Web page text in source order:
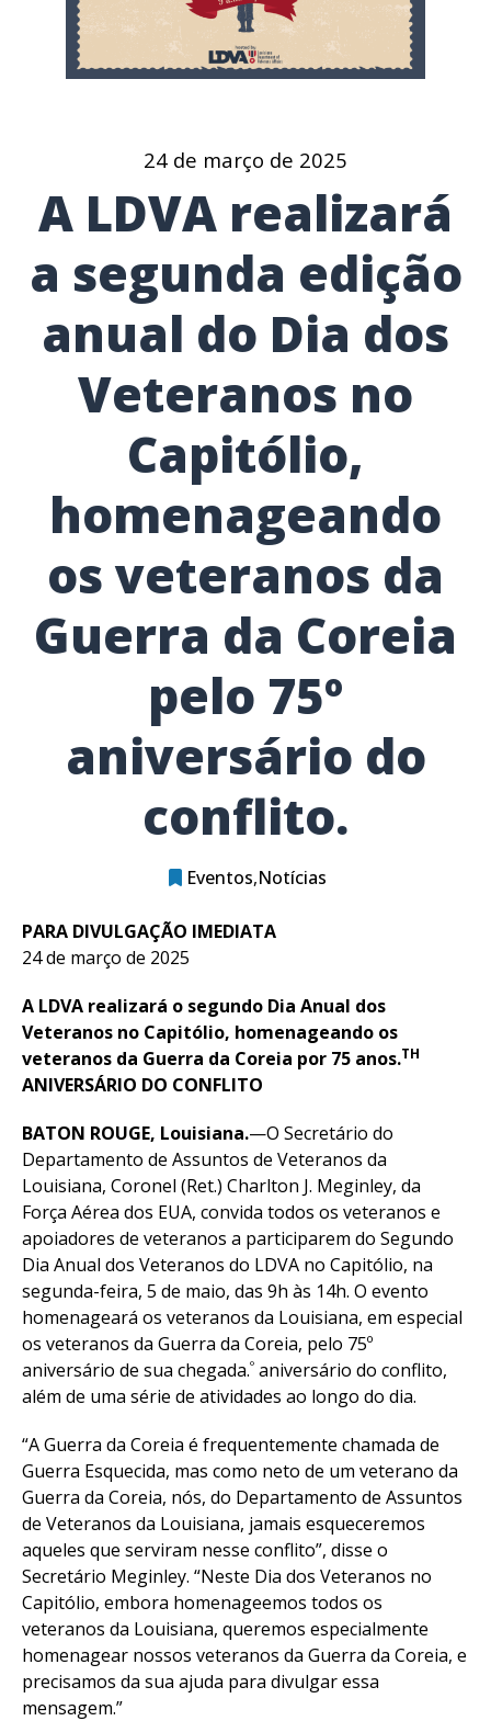
24 de março de 2025
A LDVA realizará
a segunda edição
anual do Dia dos
Veteranos no
Capitólio,
homenageando
os veteranos da
Guerra da Coreia
pelo 75º
aniversário do
conflito.
Eventos Notícias
PARA DIVULGAÇÃO IMEDIATA
24 de março de 2025
A LDVA realizará o segundo Dia Anual dos
Veteranos no Capitólio, homenageando os
veteranos da Guerra da Coreia por 75 anos.TH
ANIVERSÁRIO DO CONFLITO
BATON ROUGE, Louisiana.—O Secretário do
Departamento de Assuntos de Veteranos da
Louisiana, Coronel (Ret.) Charlton J. Meginley, da
Força Aérea dos EUA, convida todos os veteranos e
apoiadores de veteranos a participarem do Segundo
Dia Anual dos Veteranos do LDVA no Capitólio, na
segunda-feira, 5 de maio, das 9h às 14h. O evento
homenageará os veteranos da Louisiana, em especial
os veteranos da Guerra da Coreia, pelo 75º
aniversário de sua chegada.º aniversário do conflito,
além de uma série de atividades ao longo do dia.
“A Guerra da Coreia é frequentemente chamada de
Guerra Esquecida, mas como neto de um veterano da
Guerra da Coreia, nós, do Departamento de Assuntos
de Veteranos da Louisiana, jamais esqueceremos
aqueles que serviram nesse conflito”, disse o
Secretário Meginley. “Neste Dia dos Veteranos no
Capitólio, embora homenageemos todos os
veteranos da Louisiana, queremos especialmente
homenagear nossos veteranos da Guerra da Coreia, e
precisamos da sua ajuda para divulgar essa
mensagem.”